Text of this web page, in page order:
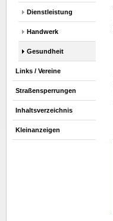
Dienstleistung
Handwerk
Gesundheit
Links / Vereine
Straßensperrungen
Inhaltsverzeichnis
Kleinanzeigen